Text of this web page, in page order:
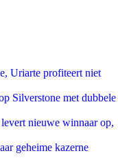
Uriarte profiteert niet
Silverstone met dubbele
nieuwe winnaar op,
geheime kazerne